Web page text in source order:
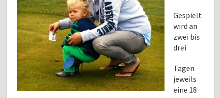
Gespielt
wird an
zwei bis
drei
Tagen
jeweils
eine 18